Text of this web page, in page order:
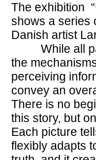
The exhibition
shows a series
Danish artist
While all
the
perceiving
convey an
There is no
this story, but
Each picture
flexibly adapts